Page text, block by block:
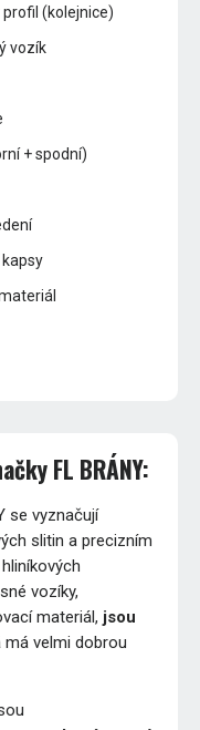
profil (kolejnice)
vozík
+ spodní)
FL BRÁNY:
se vyznačují
slitin a precizním
vozíky,
materiál, jsou
má velmi dobrou